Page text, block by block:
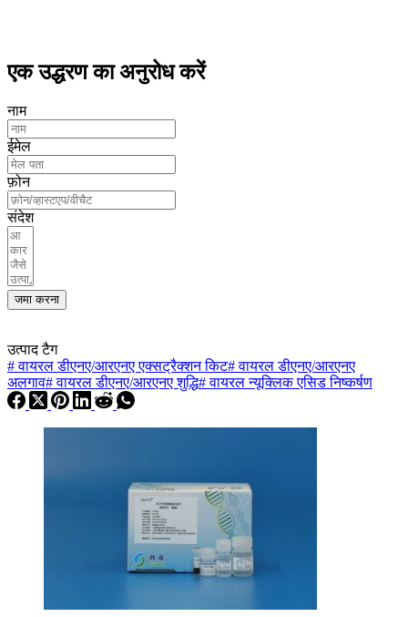
एक उद्धरण का अनुरोध करें
नाम
ईमेल
फ़ोन
संदेश
जमा करना
उत्पाद टैग
#वायरल डीएनए/आरएनए एक्सट्रैक्शन किट#वायरल डीएनए/आरएनए
अलगाव#वायरल डीएनए/आरएनए शुद्धि#वायरल न्यूक्लिक एसिड निष्कर्षण